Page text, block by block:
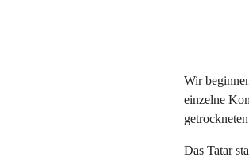
Wir
einzelne
Das Tatar